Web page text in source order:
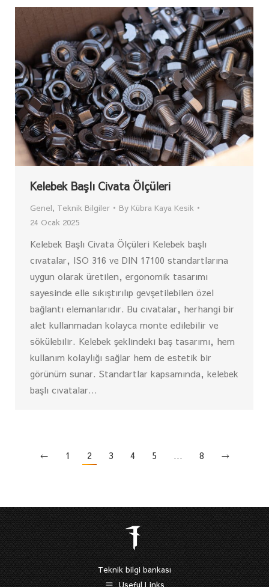
Kelebek Başlı Civata Ölçüleri
Genel, Teknik Bilgiler By Kübra Kaya Kesik
24 Ocak 2025
Kelebek Başlı Civata Ölçüleri Kelebek başlı
cıvatalar, ISO 316 ve DIN 17100 standartlarına
uygun olarak üretilen, ergonomik tasarımı
sayesinde elle sıkıştırılıp gevşetilebilen özel
bağlantı elemanlarıdır. Bu cıvatalar, herhangi bir
alet kullanmadan kolayca monte edilebilir ve
sökülebilir. Kelebek şeklindeki baş tasarımı, hem
kullanım kolaylığı sağlar hem de estetik bir
görünüm sunar. Standartlar kapsamında, kelebek
başlı cıvatalar…
← 1 2 3 4 5 … 8 →
Teknik bilgi bankası
Useful Links